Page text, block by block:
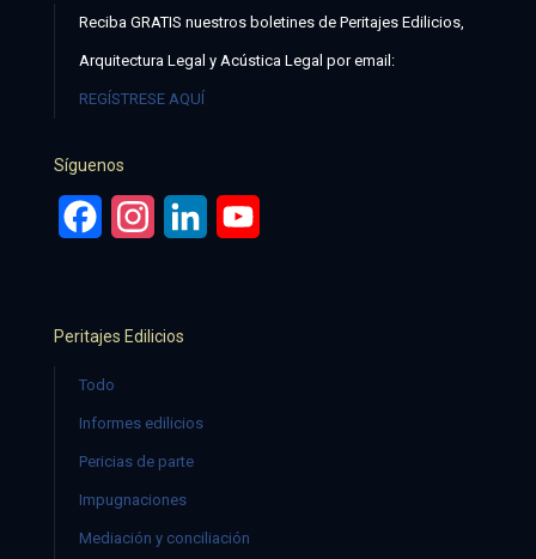
Reciba GRATIS nuestros boletines de Peritajes Edilicios,
Arquitectura Legal y Acústica Legal por email:
REGÍSTRESE AQUÍ
Síguenos
FacebookInstagramLinkedIn
Peritajes Edilicios
Todo
Informes edilicios
Pericias de parte
Impugnaciones
Mediación y conciliación